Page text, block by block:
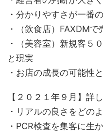
・分かりやすさが一番
・（飲食店）FAXDM
・（美容室）新規客５
と現実
・お店の成長の可能性
【２０２１年９月】詳
・リアルの良さをどの
・PCR検査を集客に生